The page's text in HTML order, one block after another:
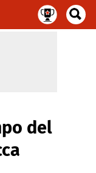
del